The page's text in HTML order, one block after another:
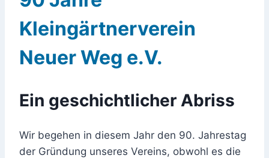
Kleingärtnerverein
Neuer Weg e.V.
Ein geschichtlicher Abriss
Wir begehen in diesem Jahr den 90. Jahrestag
der Gründung unseres Vereins, obwohl es die